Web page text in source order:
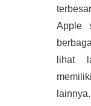
Apple
lihat
lainnya.